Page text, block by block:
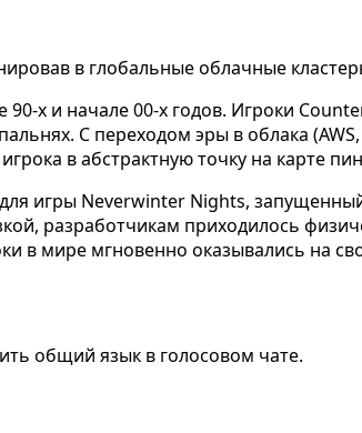
в глобальные облачные
х и начале 00-х годов. Игроки
С переходом эры в облака
в абстрактную точку на карте
игры Neverwinter Nights, запущенный
разработчикам приходилось
в мире мгновенно оказывались на
общий язык в голосовом чате.